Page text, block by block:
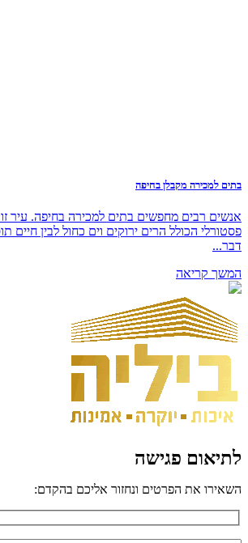
בתים למכירה מקבלן בחיפה
אנשים רבים מחפשים בתים למכירה בחיפה. עיר זו
פסטורלי הכולל הרים ירוקים וים כחול לבין חיים
דבר...
המשך קריאה
לתיאום פגישה
השאירו את הפרטים ונחזור אליכם בהקדם: